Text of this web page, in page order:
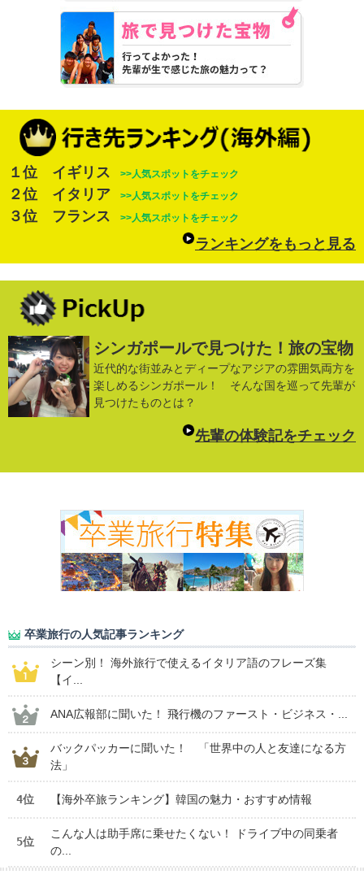
１位 イギリス >>人気スポットをチェック
２位 イタリア >>人気スポットをチェック
３位 フランス >>人気スポットをチェック
ランキングをもっと見る
シンガポールで見つけた！旅の宝物
近代的な街並みとディープなアジアの雰囲気両方を
楽しめるシンガポール！ そんな国を巡って先輩が
見つけたものとは？
先輩の体験記をチェック
卒業旅行の人気記事ランキング
シーン別！ 海外旅行で使えるイタリア語のフレーズ集
【イ...
ANA広報部に聞いた！ 飛行機のファースト・ビジネス・...
バックパッカーに聞いた！ 「世界中の人と友達になる方
法」
4位 【海外卒旅ランキング】韓国の魅力・おすすめ情報
5位
こんな人は助手席に乗せたくない！ ドライブ中の同乗者
の...